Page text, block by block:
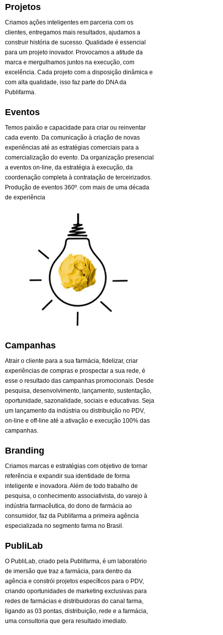
Projetos
Criamos ações inteligentes em parceria com os
clientes, entregamos mais resultados, ajudamos a
construir história de sucesso. Qualidade é essencial
para um projeto inovador. Provocamos a atitude da
marca e mergulhamos juntos na execução, com
excelência. Cada projeto com a disposição dinâmica e
com alta qualidade, isso faz parte do DNA da
Publifarma.
Eventos
Temos paixão e capacidade para criar ou reinventar
cada evento. Da comunicação à criação de novas
experiências até as estratégias comerciais para a
comercialização do evento. Da organização presencial
a eventos on-line, da estratégia à execução, da
coordenação completa à contratação de terceirizados.
Produção de eventos 360º. com mais de uma década
de experiência
Campanhas
Atrair o cliente para a sua farmácia, fidelizar, criar
experiências de compras e prospectar a sua rede, é
esse o resultado das campanhas promocionais. Desde
pesquisa, desenvolvimento, lançamento, sustentação,
oportunidade, sazonalidade, sociais e educativas. Seja
um lançamento da indústria ou distribuição no PDV,
on-line e off-line até a ativação e execução 100% das
campanhas.
Branding
Criamos marcas e estratégias com objetivo de tornar
referência e expandir sua identidade de forma
inteligente e inovadora. Além de todo trabalho de
pesquisa, o conhecimento associativista, do varejo à
indústria farmacêutica, do dono de farmácia ao
consumidor, faz da Publifarma a primeira agência
especializada no segmento farma no Brasil.
PubliLab
O PubliLab, criado pela Publifarma, é um laboratório
de imersão que traz a farmácia, para dentro da
agência e constrói projetos específicos para o PDV,
criando oportunidades de marketing exclusivas para
redes de farmácias e distribuidoras do canal farma,
ligando as 03 pontas, distribuição, rede e a farmácia,
uma consultoria que gera resultado imediato.